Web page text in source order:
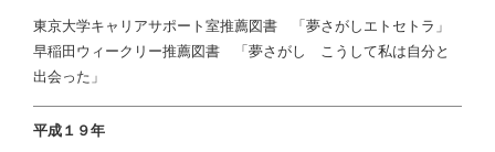
東京大学キャリアサポート室推薦図書 「夢さがしエトセトラ」
早稲田ウィークリー推薦図書 「夢さがし こうして私は自分と
出会った」
平成１９年